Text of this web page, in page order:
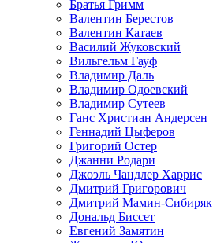
Братья Гримм
Валентин Берестов
Валентин Катаев
Василий Жуковский
Вильгельм Гауф
Владимир Даль
Владимир Одоевский
Владимир Сутеев
Ганс Христиан Андерсен
Геннадий Цыферов
Григорий Остер
Джанни Родари
Джоэль Чандлер Харрис
Дмитрий Григорович
Дмитрий Мамин-Сибиряк
Дональд Биссет
Евгений Замятин